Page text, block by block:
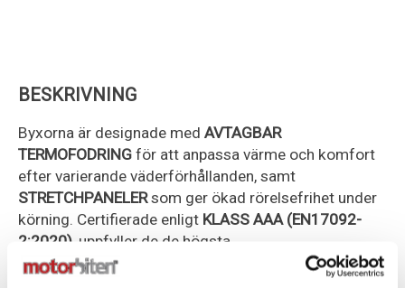
BESKRIVNING
Byxorna är designade med AVTAGBAR
TERMOFODRING för att anpassa värme och komfort
efter varierande väderförhållanden, samt
STRETCHPANELERsom ger ökad rörelsefrihet under
körning. Certifierade enligt KLASS AAA (EN17092-
2:2020) , uppfyller de de högsta
säkerhetsstandarderna för motorcykelkläder.